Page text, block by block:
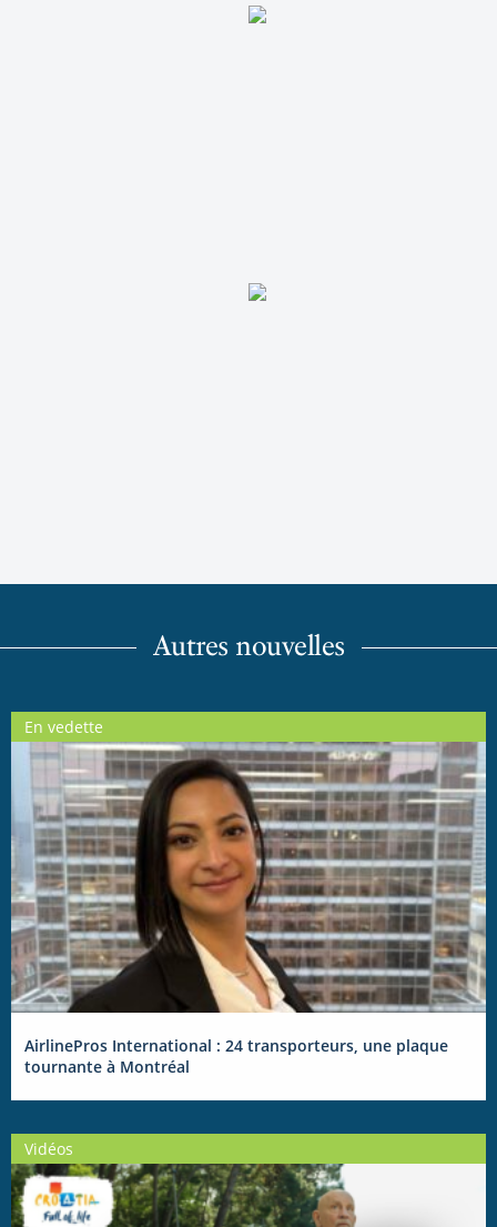
Autres nouvelles
En vedette
AirlinePros International : 24 transporteurs, une plaque
tournante à Montréal
Vidéos